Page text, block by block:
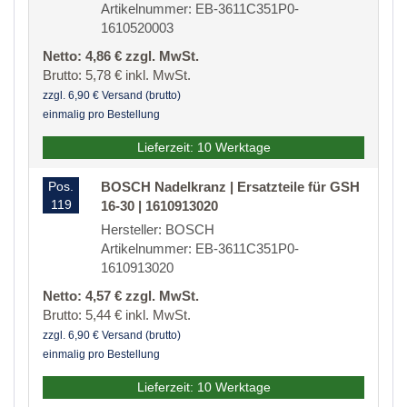
Artikelnummer: EB-3611C351P0-
1610520003
Netto: 4,86 € zzgl. MwSt.
Brutto: 5,78 € inkl. MwSt.
zzgl. 6,90 € Versand (brutto)
einmalig pro Bestellung
Lieferzeit: 10 Werktage
Pos.
119
BOSCH Nadelkranz | Ersatzteile für GSH
16-30 | 1610913020
Hersteller: BOSCH
Artikelnummer: EB-3611C351P0-
1610913020
Netto: 4,57 € zzgl. MwSt.
Brutto: 5,44 € inkl. MwSt.
zzgl. 6,90 € Versand (brutto)
einmalig pro Bestellung
Lieferzeit: 10 Werktage